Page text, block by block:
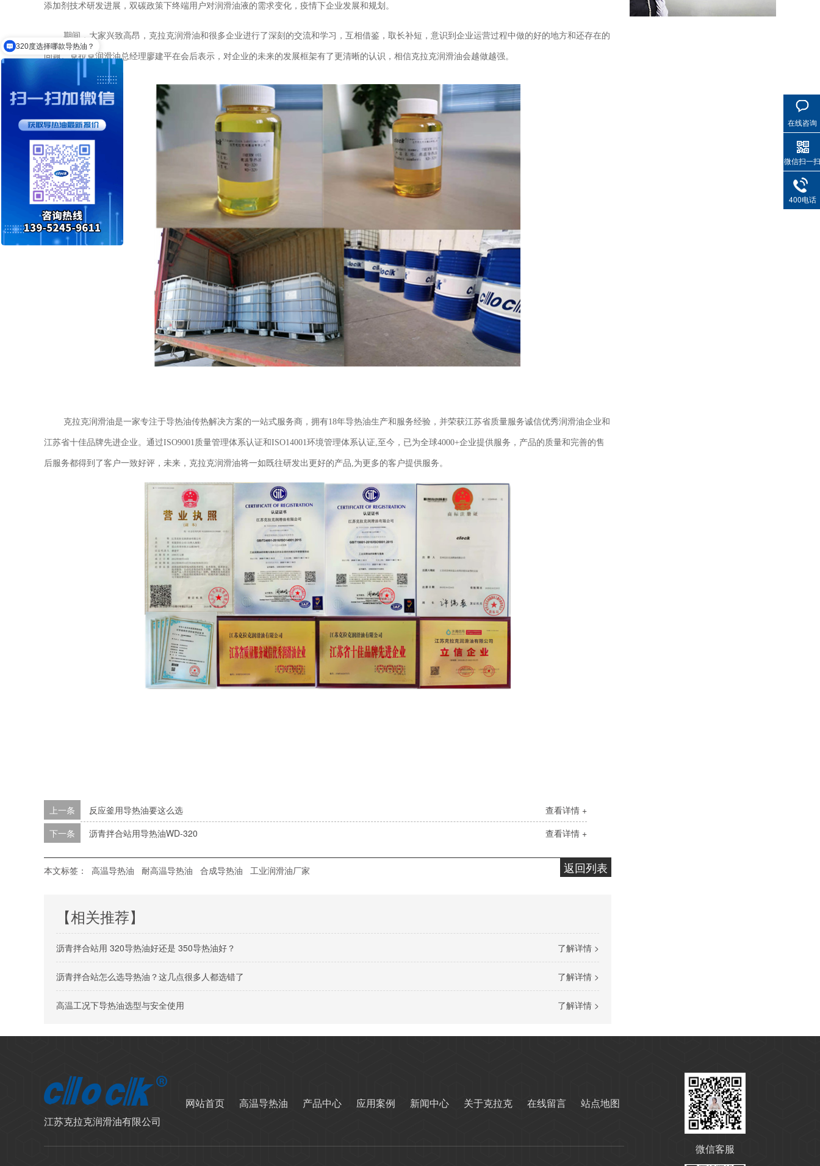
添加剂技术研发进展，双碳政策下终端用户对润滑油液的需求变化，疫情下企业发展和规划。
期间，大家兴致高昂，克拉克润滑油和很多企业进行了深刻的交流和学习，互相借鉴，取长补短，意识到企业运营过程中做的好的地方和还存在的
问题。克拉克润滑油总经理廖建平在会后表示，对企业的未来的发展框架有了更清晰的认识，相信克拉克润滑油会越做越强。
克拉克润滑油是一家专注于导热油传热解决方案的一站式服务商，拥有18年导热油生产和服务经验，并荣获江苏省质量服务诚信优秀润滑油企业和
江苏省十佳品牌先进企业。通过ISO9001质量管理体系认证和ISO14001环境管理体系认证,至今，已为全球4000+企业提供服务，产品的质量和完善的售
后服务都得到了客户一致好评，未来，克拉克润滑油将一如既往研发出更好的产品,为更多的客户提供服务。
查看详情 +
上一条
反应釜用导热油要这么选
查看详情 +
下一条 沥青拌合站用导热油WD-320
返回列表
本文标签： 高温导热油 耐高温导热油 合成导热油 工业润滑油厂家
【相关推荐】
了解详情 >
沥青拌合站用 320导热油好还是 350导热油好？
了解详情 >
沥青拌合站怎么选导热油？这几点很多人都选错了
了解详情 >
高温工况下导热油选型与安全使用
高温导热油KD-320
江苏克拉克润滑油有限公司
网站首页 高温导热油 产品中心 应用案例 新闻中心 关于克拉克 在线留言 站点地图
微信客服
在线咨询
微信扫一扫
400电话
你们有售后服务吗？